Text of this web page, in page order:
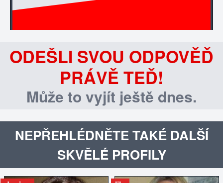
ODEŠLI SVOU ODPOVĚĎ
PRÁVĚ TEĎ!
Může to vyjít ještě dnes.
NEPŘEHLÉDNĚTE TAKÉ DALŠÍ
SKVĚLÉ PROFILY